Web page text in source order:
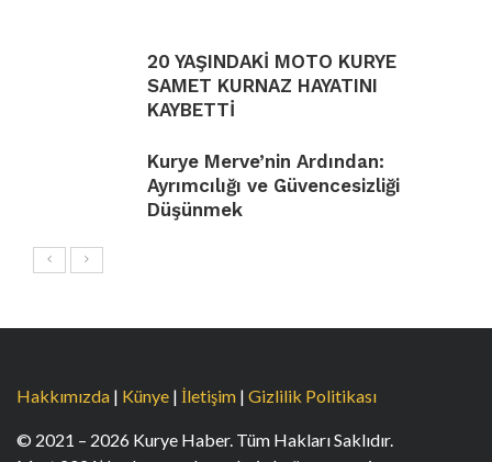
20 YAŞINDAKİ MOTO KURYE
SAMET KURNAZ HAYATINI
KAYBETTİ
Kurye Merve’nin Ardından:
Ayrımcılığı ve Güvencesizliği
Düşünmek
Hakkımızda | Künye | İletişim | Gizlilik Politikası
© 2021 – 2026 Kurye Haber. Tüm Hakları Saklıdır.